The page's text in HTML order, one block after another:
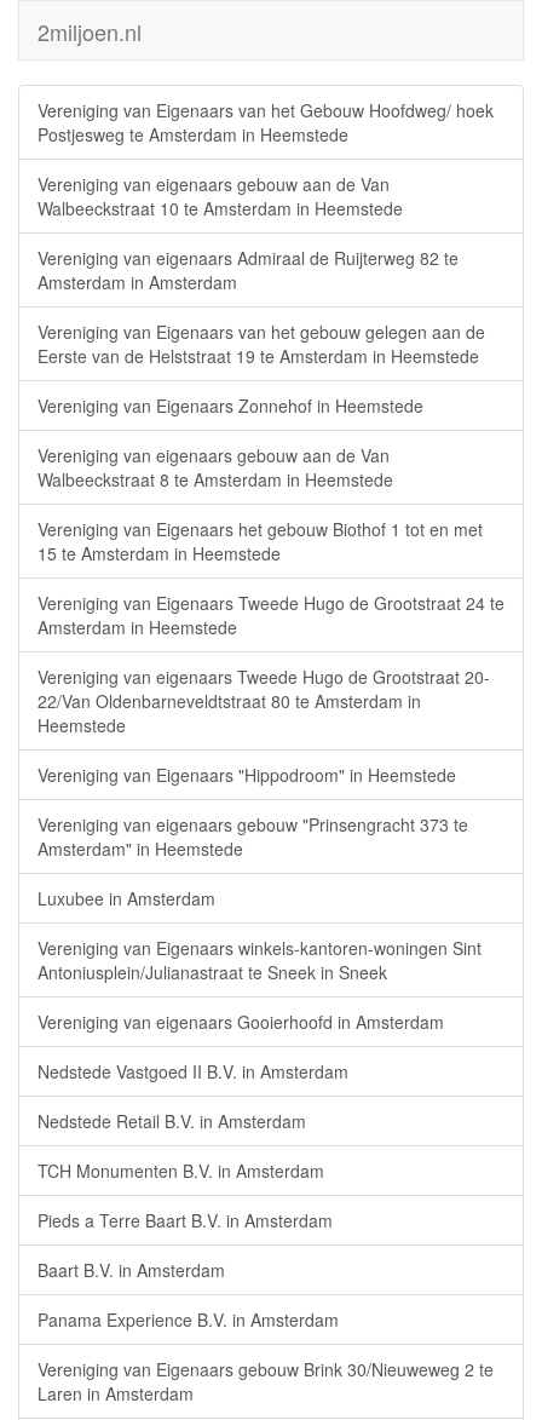
2miljoen.nl
Vereniging van Eigenaars van het Gebouw Hoofdweg/ hoek
Postjesweg te Amsterdam in Heemstede
Vereniging van eigenaars gebouw aan de Van
Walbeeckstraat 10 te Amsterdam in Heemstede
Vereniging van eigenaars Admiraal de Ruijterweg 82 te
Amsterdam in Amsterdam
Vereniging van Eigenaars van het gebouw gelegen aan de
Eerste van de Helststraat 19 te Amsterdam in Heemstede
Vereniging van Eigenaars Zonnehof in Heemstede
Vereniging van eigenaars gebouw aan de Van
Walbeeckstraat 8 te Amsterdam in Heemstede
Vereniging van Eigenaars het gebouw Biothof 1 tot en met
15 te Amsterdam in Heemstede
Vereniging van Eigenaars Tweede Hugo de Grootstraat 24 te
Amsterdam in Heemstede
Vereniging van eigenaars Tweede Hugo de Grootstraat 20-
22/Van Oldenbarneveldtstraat 80 te Amsterdam in
Heemstede
Vereniging van Eigenaars "Hippodroom" in Heemstede
Vereniging van eigenaars gebouw "Prinsengracht 373 te
Amsterdam" in Heemstede
Luxubee in Amsterdam
Vereniging van Eigenaars winkels-kantoren-woningen Sint
Antoniusplein/Julianastraat te Sneek in Sneek
Vereniging van eigenaars Gooierhoofd in Amsterdam
Nedstede Vastgoed II B.V. in Amsterdam
Nedstede Retail B.V. in Amsterdam
TCH Monumenten B.V. in Amsterdam
Pieds a Terre Baart B.V. in Amsterdam
Baart B.V. in Amsterdam
Panama Experience B.V. in Amsterdam
Vereniging van Eigenaars gebouw Brink 30/Nieuweweg 2 te
Laren in Amsterdam